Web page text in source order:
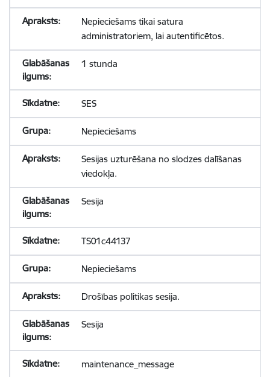
Nepieciešams tikai satura
administratoriem, lai autentificētos.
1 stunda
SES
Nepieciešams
Sesijas uzturēšana no slodzes dalīšanas
viedokļa.
Sesija
TS01c44137
Nepieciešams
Drošības politikas sesija.
Sesija
maintenance_message